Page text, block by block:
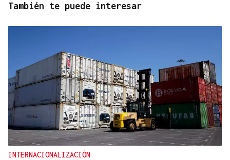
También te puede interesar
INTERNACIONALIZACIÓN